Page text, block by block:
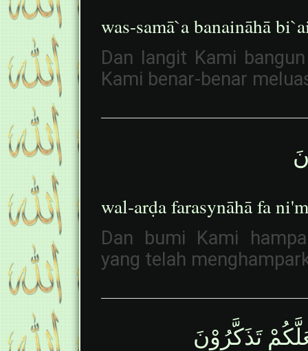
was-samā`a banaināhā
Dan langit Kami
Kami benar-benar
wal-arḍa farasynāhā fa
Dan bumi Kami
yang telah
تَذَكَّرُوْنَ